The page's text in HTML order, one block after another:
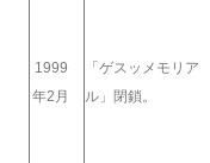
1999
年2月
「ゲスッメモリア
ル」閉鎖。